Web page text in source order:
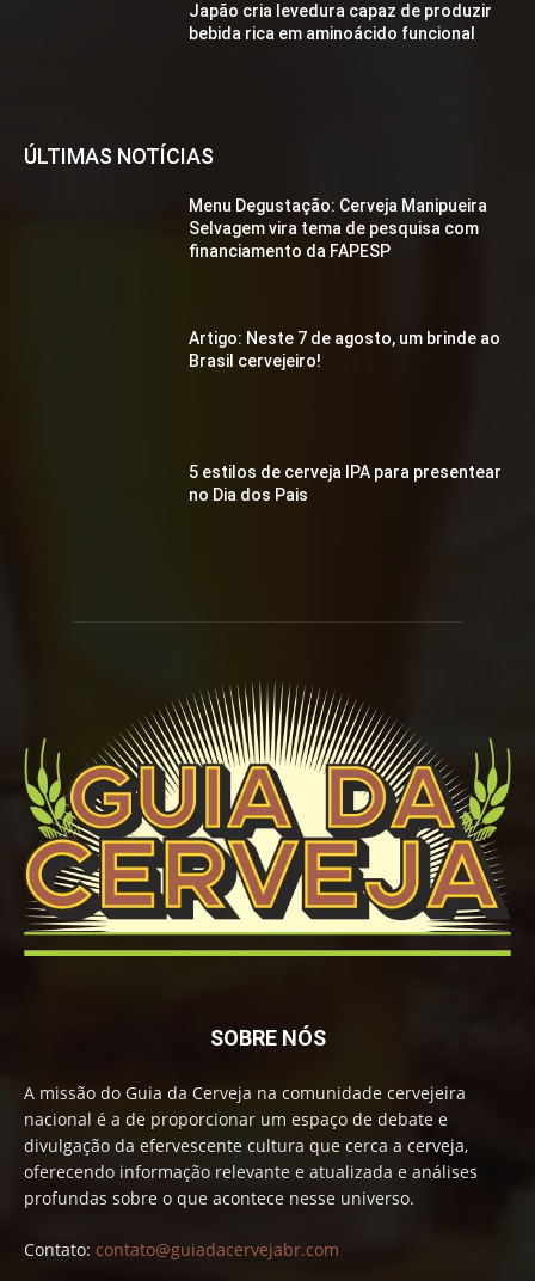
Japão cria levedura capaz de produzir
bebida rica em aminoácido funcional
ÚLTIMAS NOTÍCIAS
Menu Degustação: Cerveja Manipueira
Selvagem vira tema de pesquisa com
financiamento da FAPESP
Artigo: Neste 7 de agosto, um brinde ao
Brasil cervejeiro!
5 estilos de cerveja IPA para presentear
no Dia dos Pais
SOBRE NÓS
A missão do Guia da Cerveja na comunidade cervejeira
nacional é a de proporcionar um espaço de debate e
divulgação da efervescente cultura que cerca a cerveja,
oferecendo informação relevante e atualizada e análises
profundas sobre o que acontece nesse universo.
Contato: contato@guiadacervejabr.com